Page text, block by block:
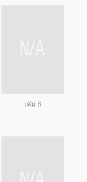
เล่ม 8